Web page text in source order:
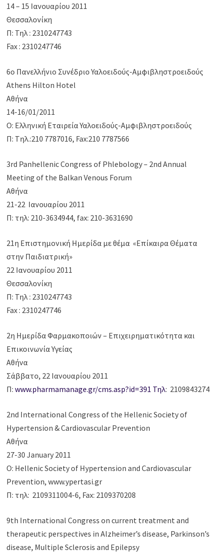
14 – 15 Ιανουαρίου 2011
Θεσσαλονίκη
Π: Τηλ : 2310247743
Fax : 2310247746
6o Πανελλήνιο Συνέδριο Υαλοειδούς-Αμφιβληστροειδούς
Athens Hilton Hotel
Αθήνα
14-16/01/2011
Ο: Ελληνική Εταιρεία Υαλοειδούς-Αμφιβληστροειδούς
Π: Tηλ.:210 7787016, Fax:210 7787566
3rd Panhellenic Congress of Phlebology – 2nd Annual
Meeting of the Balkan Venous Forum
Αθήνα
21-22 Ιανουαρίου 2011
Π: τηλ: 210-3634944, fax: 210-3631690
21η Επιστημονική Ημερίδα με θέμα «Επίκαιρα Θέματα
στην Παιδιατρική»
22 Ιανουαρίου 2011
Θεσσαλονίκη
Π: Τηλ : 2310247743
Fax : 2310247746
2η Ημερίδα Φαρμακοποιών – Επιχειρηματικότητα και
Επικοινωνία Υγείας
Αθήνα
Σάββατο, 22 Ιανουαρίου 2011
Π:www.pharmamanage.gr/cms.asp?id=391 Τηλ: 2109843274
2nd International Congress of the Hellenic Society of
Hypertension & Cardiovascular Prevention
Αθήνα
27-30 January 2011
Ο: Hellenic Society of Hypertension and Cardiovascular
Prevention, www.ypertasi.gr
Π: τηλ: 2109311004-6, Fax: 2109370208
9th International Congress on current treatment and
therapeutic perspectives in Alzheimer’s disease, Parkinson’s
disease, Multiple Sclerosis and Epilepsy